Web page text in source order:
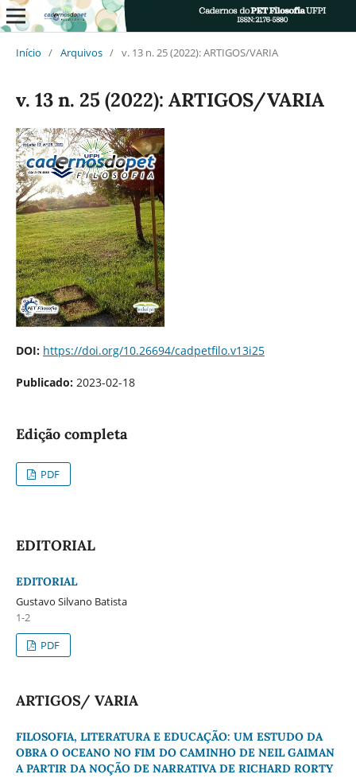
Início / Arquivos / v. 13 n. 25 (2022): ARTIGOS/VARIA
v. 13 n. 25 (2022): ARTIGOS/VARIA
DOI: https://doi.org/10.26694/cadpetfilo.v13i25
Publicado: 2023-02-18
Edição completa
PDF
EDITORIAL
EDITORIAL
Gustavo Silvano Batista
1-2
PDF
ARTIGOS/ VARIA
FILOSOFIA, LITERATURA E EDUCAÇÃO: UM ESTUDO DA
OBRA O OCEANO NO FIM DO CAMINHO DE NEIL GAIMAN
A PARTIR DA NOÇÃO DE NARRATIVA DE RICHARD RORTY